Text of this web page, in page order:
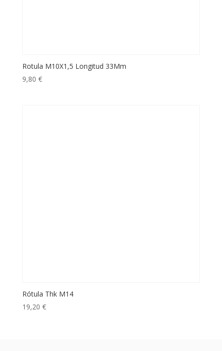
Rotula M10X1,5 Longitud 33Mm
9,80 €
Rótula Thk M14
19,20 €